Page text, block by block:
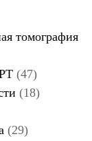
томография
(47)
(18)
(29)